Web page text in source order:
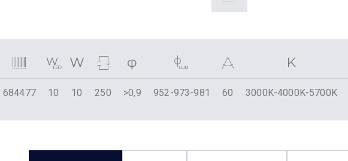
684477 10 10 250 >0,9 952-973-981 60 3000K-4000K-5700K